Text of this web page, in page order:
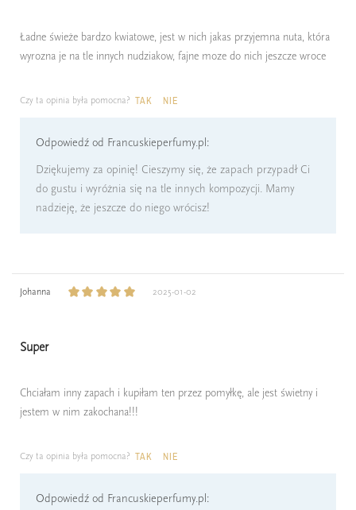
Ładne świeże bardzo kwiatowe, jest w nich jakas przyjemna nuta, która
wyrozna je na tle innych nudziakow, fajne moze do nich jeszcze wroce
Czy ta opinia była pomocna? TAK NIE
Odpowiedź od Francuskieperfumy.pl:
Dziękujemy za opinię! Cieszymy się, że zapach przypadł Ci
do gustu i wyróżnia się na tle innych kompozycji. Mamy
nadzieję, że jeszcze do niego wrócisz!
Johanna 2025-01-02
Super
Chciałam inny zapach i kupiłam ten przez pomyłkę, ale jest świetny i
jestem w nim zakochana!!!
Czy ta opinia była pomocna? TAK NIE
Odpowiedź od Francuskieperfumy.pl: